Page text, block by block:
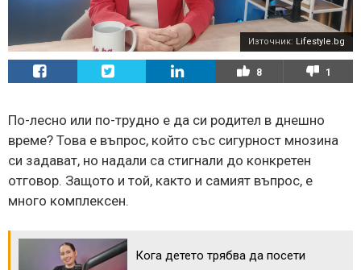
Източник: Lifestyle.bg
8 1
По-лесно или по-трудно е да си родител в днешно
време? Това е въпрос, който със сигурност мнозина
си задават, но надали са стигнали до конкретен
отговор. Защото и той, както и самият въпрос, е
много комплексен.
Кога детето трябва да посети